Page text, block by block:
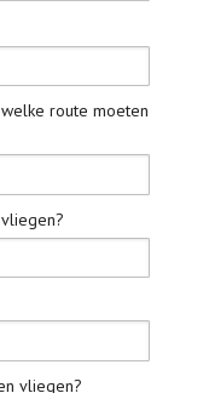
route moeten
vliegen?